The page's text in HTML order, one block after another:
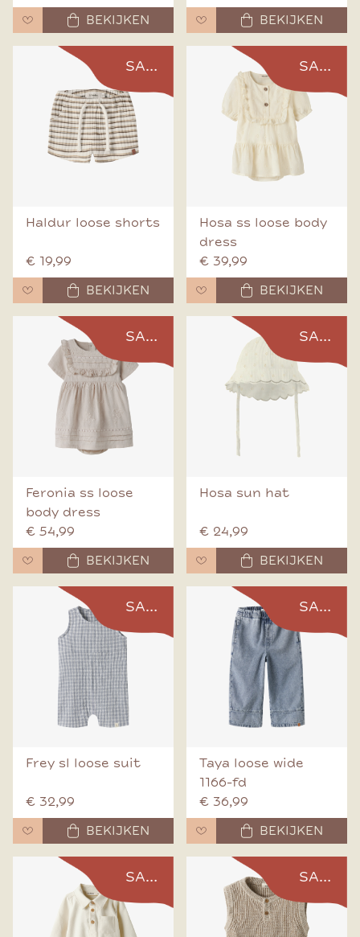
BEKIJKEN
BEKIJKEN
SALE
Haldur loose shorts
€ 19,99
BEKIJKEN
SALE
Hosa ss loose body
dress
€ 39,99
BEKIJKEN
SALE
Feronia ss loose
body dress
€ 54,99
BEKIJKEN
SALE
Hosa sun hat
€ 24,99
BEKIJKEN
SALE
Frey sl loose suit
€ 32,99
BEKIJKEN
SALE
Taya loose wide
1166-fd
€ 36,99
BEKIJKEN
SALE SALE